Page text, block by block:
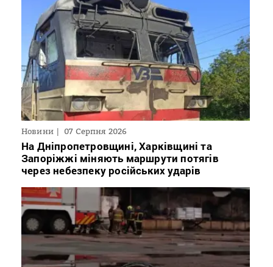
Новини 07 Серпня 2026
На Дніпропетровщині, Харківщині та
Запоріжжі міняють маршрути потягів
через небезпеку російських ударів